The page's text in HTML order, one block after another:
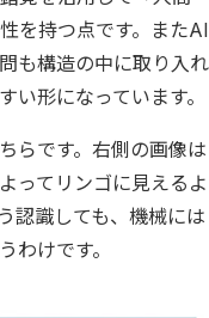
を持つ点です。またAI
も構造の中に取り入れ
い形になっています。
らです。右側の画像は
ってリンゴに見えるよ
認識しても、機械には
わけです。